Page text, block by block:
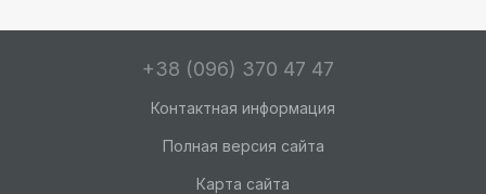
+38 (096) 370 47 47
Контактная информация
Полная версия сайта
Карта сайта